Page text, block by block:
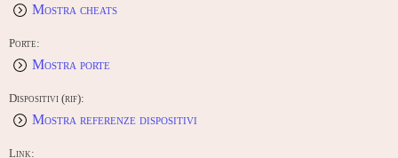
Mostra cheats
Porte:
Mostra porte
Dispositivi (rif):
Mostra referenze dispositivi
Link: